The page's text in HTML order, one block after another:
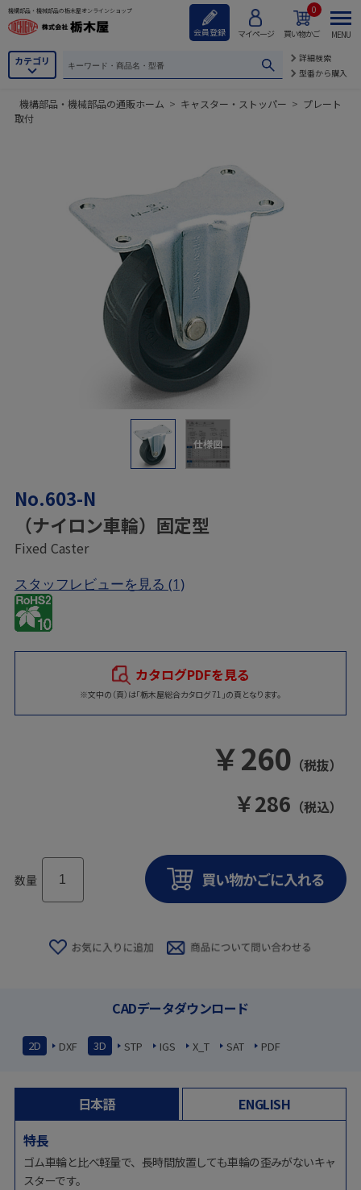
機構部品・機械部品の栃木屋オンラインショップ
会員登録 マイページ 買い物かご
0
カテゴリ
詳細検索
型番から購入
MENU
機構部品・機械部品の通販ホーム > キャスター・ストッパー > プレート
取付
仕様図
No.603-N
（ナイロン車輪）固定型
Fixed Caster
スタッフレビューを見る (1)
カタログPDFを見る
※文中の（頁）は「栃木屋総合カタログ 71」の頁となります。
￥260 （税抜）
￥286 （税込）
数量
CADデータダウンロード
2D DXF 3D STP IGS X_T SAT PDF
日本語
ENGLISH
特長
ゴム車輪と比べ軽量で、長時間放置しても車輪の歪みがないキャ
スターです。